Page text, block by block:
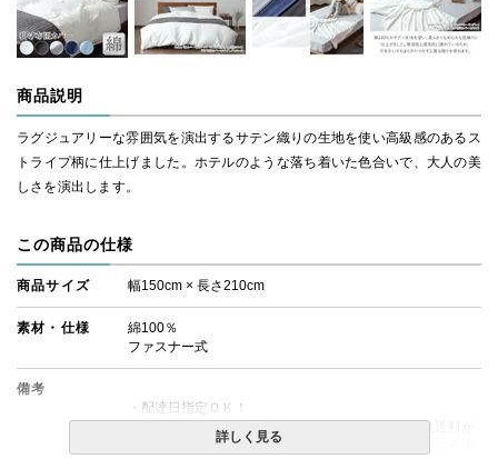
商品説明
ラグジュアリーな雰囲気を演出するサテン織りの生地を使い高級感のあるス
トライプ柄に仕上げました。ホテルのような落ち着いた色合いで、大人の美
しさを演出します。
この商品の仕様
商品サイズ 幅150cm × 長さ210cm
素材・仕様
綿100％
ファスナー式
備考
・配達日指定ＯＫ！
※北海道・沖縄・離島等一部地域へのお届けは別途送料が
発生する場合がございます。また発送予定も変更になる場
詳しく見る